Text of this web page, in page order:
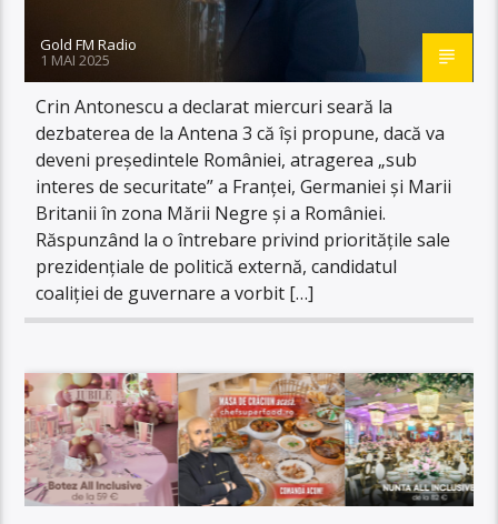
Gold FM Radio
1 MAI 2025
Crin Antonescu a declarat miercuri seară la
dezbaterea de la Antena 3 că își propune, dacă va
deveni președintele României, atragerea „sub
interes de securitate” a Franței, Germaniei și Marii
Britanii în zona Mării Negre și a României.
Răspunzând la o întrebare privind prioritățile sale
prezidențiale de politică externă, candidatul
coaliției de guvernare a vorbit […]